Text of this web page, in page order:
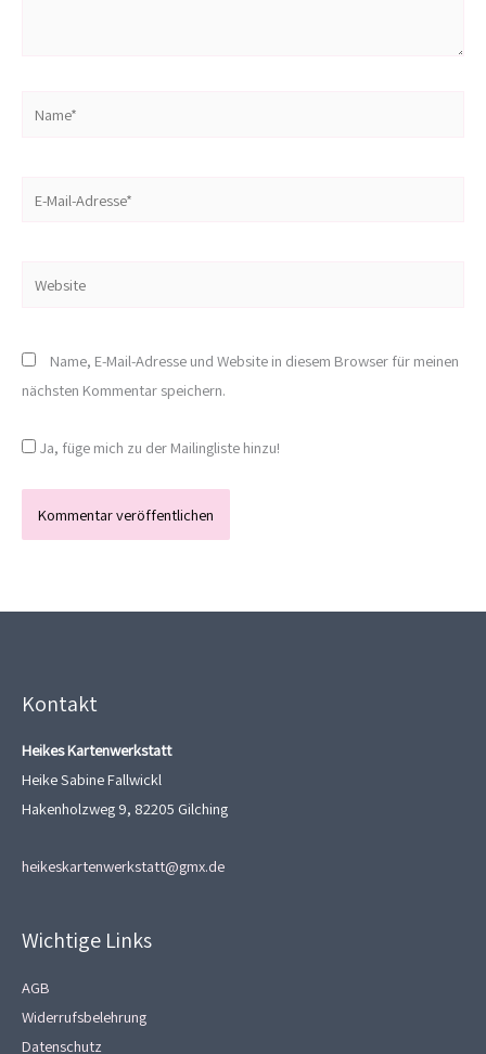
Website
Name, E-Mail-Adresse und Website in diesem Browser für meinen
nächsten Kommentar speichern.
Ja, füge mich zu der Mailingliste hinzu!
Kontakt
Heikes Kartenwerkstatt
Heike Sabine Fallwickl
Hakenholzweg 9, 82205 Gilching
heikeskartenwerkstatt@gmx.de
Wichtige Links
AGB
Widerrufsbelehrung
Datenschutz